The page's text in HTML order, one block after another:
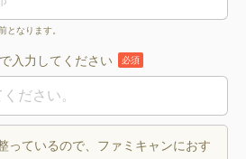
となります。
入力してください 必須
っているので、ファミキャンにおす